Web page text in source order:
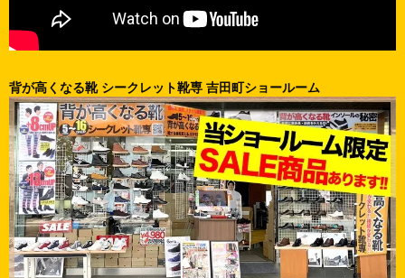
背が高くなる靴 シークレット靴専 吉田町ショールーム